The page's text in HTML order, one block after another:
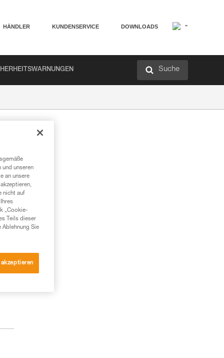
HÄNDLER KUNDENSERVICE DOWNLOADS
Suche
und unseren
an unsere
nicht auf
„Cookie-
Teils dieser
Ablehnung Sie